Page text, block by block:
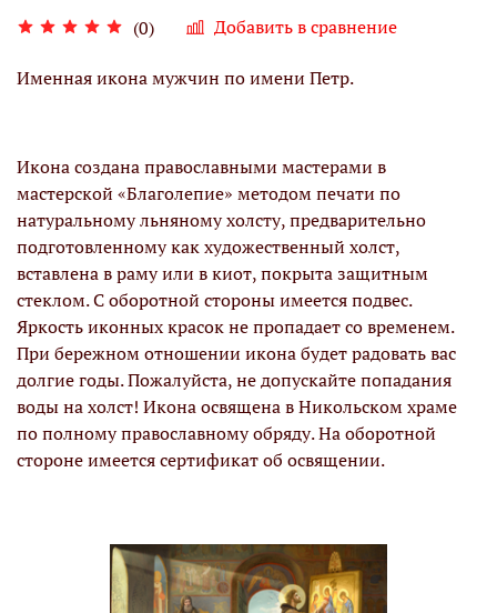
(0) Добавить в сравнение
Именная икона мужчин по имени Петр.
Икона создана православными мастерами в
мастерской «Благолепие» методом печати по
натуральному льняному холсту, предварительно
подготовленному как художественный холст,
вставлена в раму или в киот, покрыта защитным
стеклом. С оборотной стороны имеется подвес.
Яркость иконных красок не пропадает со временем.
При бережном отношении икона будет радовать вас
долгие годы. Пожалуйста, не допускайте попадания
воды на холст! Икона освящена в Никольском храме
по полному православному обряду. На оборотной
стороне имеется сертификат об освящении.